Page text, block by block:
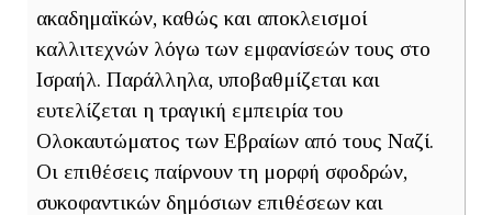
ακαδημαϊκών, καθώς και αποκλεισμοί
καλλιτεχνών λόγω των εμφανίσεών τους στο
Ισραήλ. Παράλληλα, υποβαθμίζεται και
ευτελίζεται η τραγική εμπειρία του
Ολοκαυτώματος των Εβραίων από τους Ναζί.
Οι επιθέσεις παίρνουν τη μορφή σφοδρών,
συκοφαντικών δημόσιων επιθέσεων και